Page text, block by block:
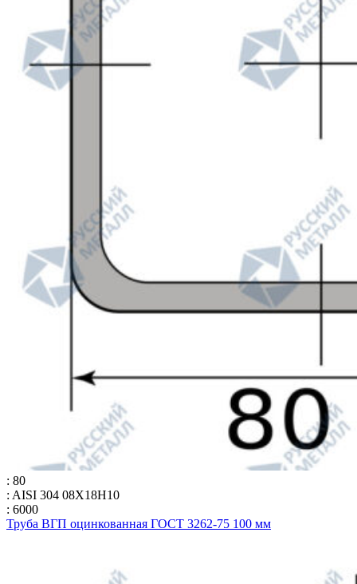
: 80
: AISI 304 08Х18Н10
: 6000
Труба ВГП оцинкованная ГОСТ 3262-75 100 мм